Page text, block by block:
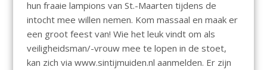
k p
hun fraaie lampions van St.-Maarten tijdens de
intocht mee willen nemen. Kom massaal en maak er
een groot feest van! Wie het leuk vindt om als
veiligheidsman/-vrouw mee te lopen in de stoet,
kan zich via www.sintijmuiden.nl aanmelden. Er zijn